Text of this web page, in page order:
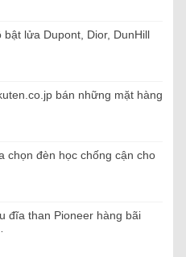
bật lửa Dupont, Dior, DunHill
bán những mặt hàng
chọn đèn học chống cận cho
đĩa than Pioneer hàng bãi